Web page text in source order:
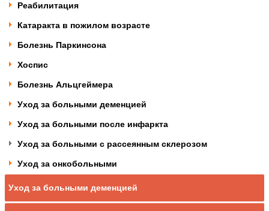
Реабилитация
Катаракта в пожилом возрасте
Болезнь Паркинсона
Хоспис
Болезнь Альцгеймера
Уход за больными деменцией
Уход за больными после инфаркта
Уход за больными с рассеянным склерозом
Уход за онкобольными
Уход за больными деменцией